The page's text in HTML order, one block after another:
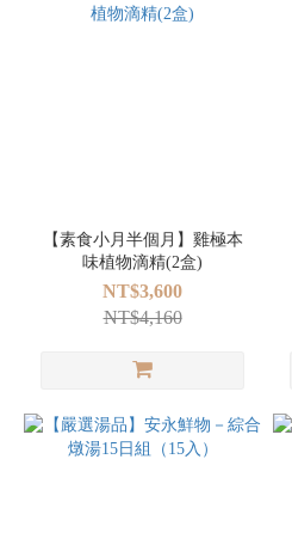
【素食小月半個月】雞極本
味植物滴精(2盒)
NT$3,600
NT$4,160